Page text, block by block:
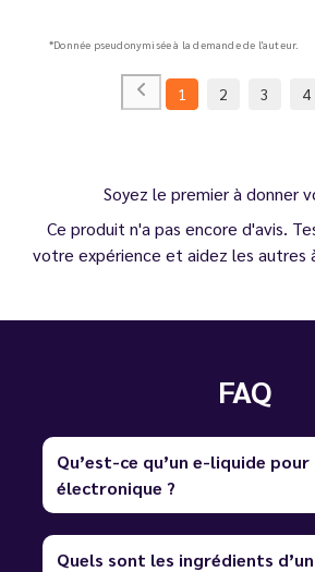
*Donnée pseudonymisée à la demande de l'auteur.
1 2 3 4
Soyez le premier à donner
Ce produit n'a pas encore d'avis.
votre expérience et aidez les autres
FAQ
Qu’est-ce qu’un e-liquide
électronique ?
Quels sont les ingrédients